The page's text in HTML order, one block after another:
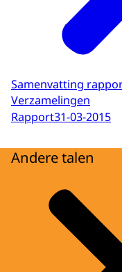
Samenvatting
Verzamelingen
Rapport31-03-2015
Andere talen